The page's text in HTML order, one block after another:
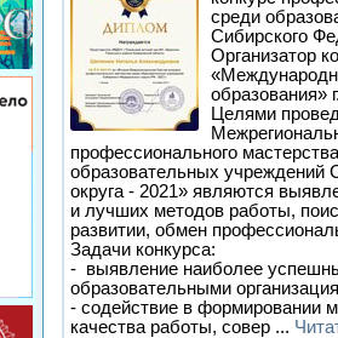
среди
Сибирского
Организатор
образования»
Целями
профессионального
образовательных учреждений
округа - 2021» являются
и лучших методов работы,
развитии, обмен
Задачи конкурса:
- выявление наиболее
образовательными
- содействие в формировании
качества работы, совер ...